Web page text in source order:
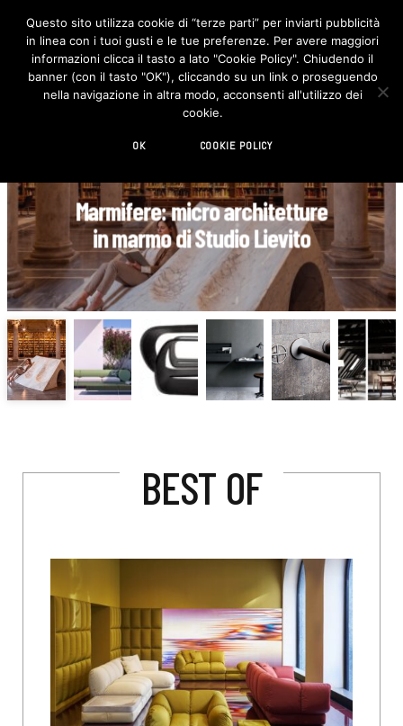
F
a
c
e
b
o
I
n
s
t
DESIGN
Il divano outdoor RHOR di Lyxo
BEST OF
Questo sito utilizza cookie di “terze parti” per inviarti pubblicità
in linea con i tuoi gusti e le tue preferenze. Per avere maggiori
informazioni clicca il tasto a lato "Cookie Policy". Chiudendo il
banner (con il tasto "OK"), cliccando su un link o proseguendo
nella navigazione in altra modo, acconsenti all'utilizzo dei
cookie.
OK COOKIE POLICY